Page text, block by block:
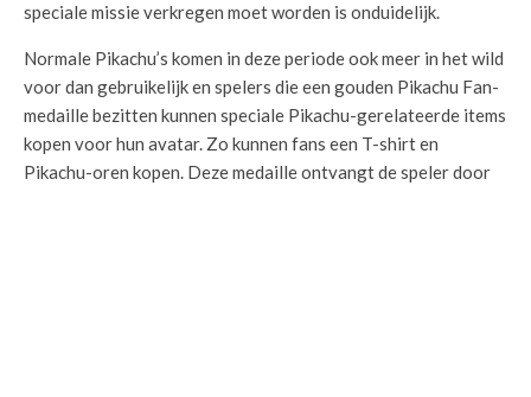
speciale missie verkregen moet worden is onduidelijk.
Normale Pikachu’s komen in deze periode ook meer in het wild
voor dan gebruikelijk en spelers die een gouden Pikachu Fan-
medaille bezitten kunnen speciale Pikachu-gerelateerde items
kopen voor hun avatar. Zo kunnen fans een T-shirt en
Pikachu-oren kopen. Deze medaille ontvangt de speler door